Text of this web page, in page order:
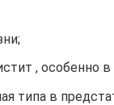
, особенно в
типа в